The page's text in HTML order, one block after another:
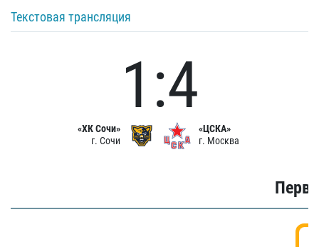
Текстовая трансляция
«ХК Сочи»
г. Сочи
1:4
«ЦСКА»
г. Москва